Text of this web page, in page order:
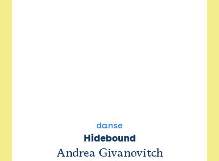
danse
Hidebound
Andrea Givanovitch